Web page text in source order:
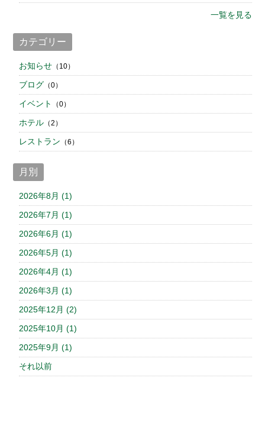
一覧を見る
カテゴリー
お知らせ（10）
ブログ（0）
イベント （0）
ホテル（2）
レストラン （6）
月別
2026年8月 (1)
2026年7月 (1)
2026年6月 (1)
2026年5月 (1)
2026年4月 (1)
2026年3月 (1)
2025年12月 (2)
2025年10月 (1)
2025年9月 (1)
それ以前